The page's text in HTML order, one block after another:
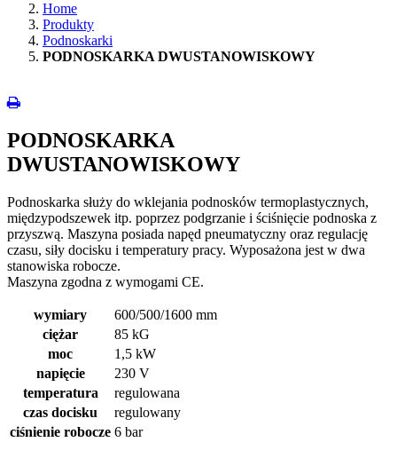
Home
Produkty
Podnoskarki
PODNOSKARKA DWUSTANOWISKOWY
PODNOSKARKA
DWUSTANOWISKOWY
Podnoskarka służy do wklejania podnosków termoplastycznych,
międzypodszewek itp. poprzez podgrzanie i ściśnięcie podnoska z
przyszwą. Maszyna posiada napęd pneumatyczny oraz regulację
czasu, siły docisku i temperatury pracy. Wyposażona jest w dwa
stanowiska robocze.
Maszyna zgodna z wymogami CE.
wymiary
600/500/1600 mm
ciężar
85 kG
moc
1,5 kW
napięcie
230 V
temperatura
regulowana
czas docisku
regulowany
ciśnienie robocze 6 bar